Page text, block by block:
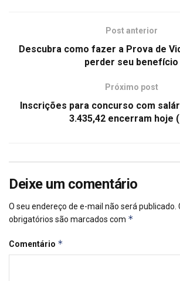
Post anterior
Descubra como fazer a Prova de
perder seu benefício
Próximo post
Inscrições para concurso com
3.435,42 encerram hoje
Deixe um comentário
O seu endereço de e-mail não será publicado.
obrigatórios são marcados com *
Comentário *